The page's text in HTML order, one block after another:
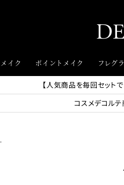
イク ポイントメイク フレグ
【人気商品を毎回セット
コスメデコル